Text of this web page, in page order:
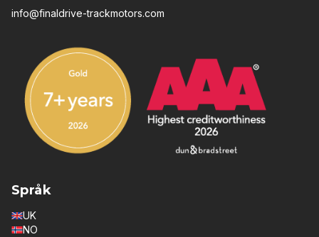
info@finaldrive-trackmotors.com
Språk
UK
NO